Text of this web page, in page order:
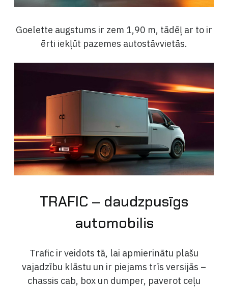
Goelette augstums ir zem 1,90 m, tādēļ ar to ir
ērti iekļūt pazemes autostāvvietās.
TRAFIC – daudzpusīgs
automobilis
Trafic ir veidots tā, lai apmierinātu plašu
vajadzību klāstu un ir piejams trīs versijās –
chassis cab, box un dumper, paverot ceļu